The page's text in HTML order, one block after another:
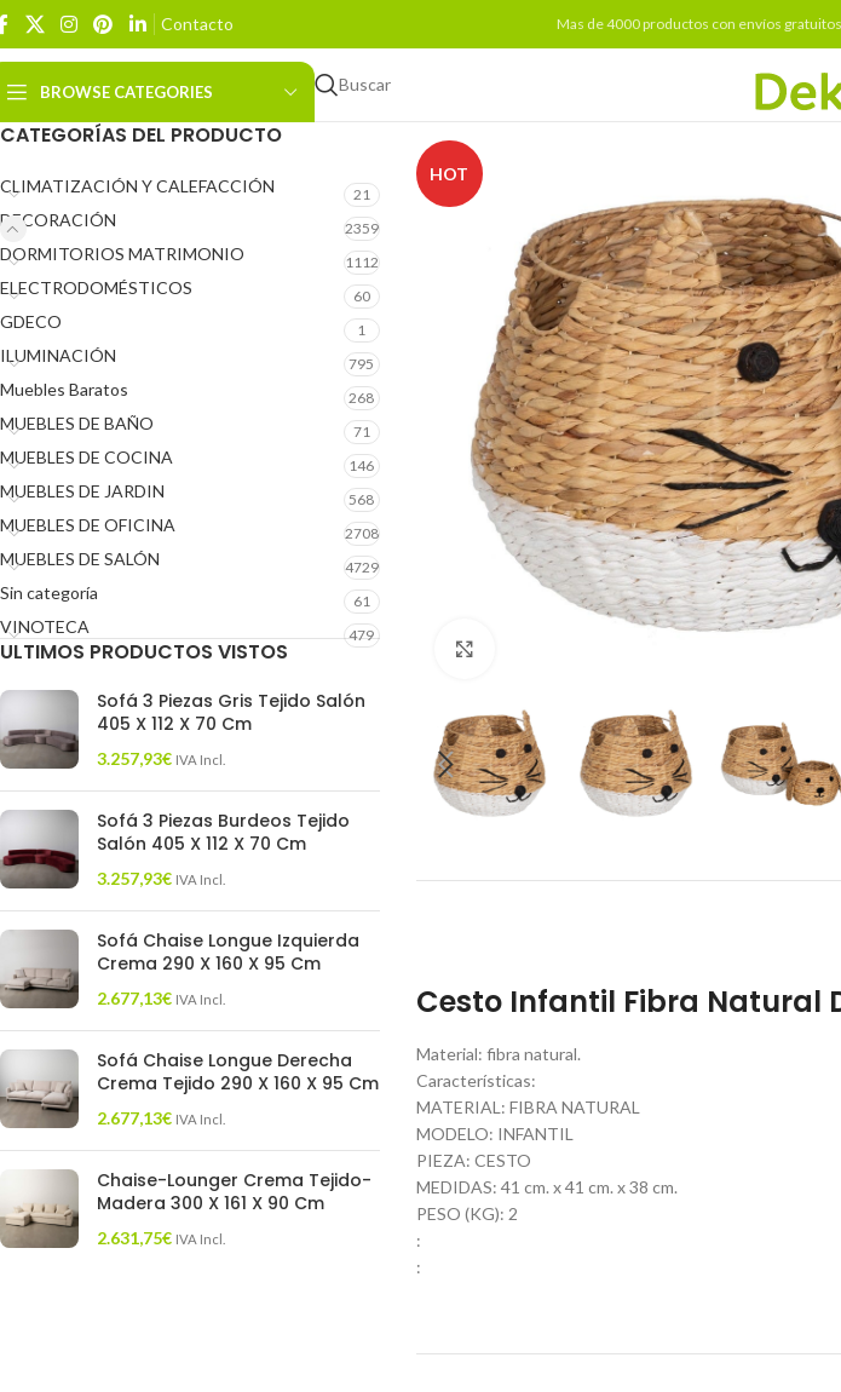
Contacto Mas de 4000 productos con envíos
BROWSE CATEGORIES Buscar
CATEGORÍAS DEL PRODUCTO
CLIMATIZACIÓN Y CALEFACCIÓN 21
DECORACIÓN 2359
DORMITORIOS MATRIMONIO 1112
ELECTRODOMÉSTICOS 60
GDECO 1
ILUMINACIÓN 795
Muebles Baratos 268
MUEBLES DE BAÑO 71
MUEBLES DE COCINA 146
MUEBLES DE JARDIN 568
MUEBLES DE OFICINA 2708
MUEBLES DE SALÓN 4729
Sin categoría 61
VINOTECA 479
ULTIMOS PRODUCTOS VISTOS
Sofá 3 Piezas Gris Tejido Salón
405 X 112 X 70 Cm
3.257,93€ IVA Incl.
Sofá 3 Piezas Burdeos Tejido
Salón 405 X 112 X 70 Cm
3.257,93€ IVA Incl.
Sofá Chaise Longue Izquierda
Crema 290 X 160 X 95 Cm
2.677,13€ IVA Incl.
Sofá Chaise Longue Derecha
Crema Tejido 290 X 160 X 95 Cm
2.677,13€ IVA Incl.
Chaise-Lounger Crema Tejido-
Madera 300 X 161 X 90 Cm
2.631,75€ IVA Incl.
HOT
Cesto Infantil Fibra Natural
Material: fibra natural.
Características:
MATERIAL: FIBRA NATURAL
MODELO: INFANTIL
PIEZA: CESTO
MEDIDAS: 41 cm. x 41 cm. x 38 cm.
PESO (KG): 2
:
: